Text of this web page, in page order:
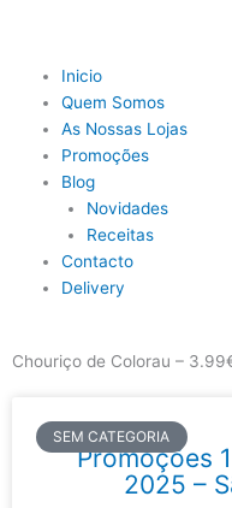
Main
Menu
Inicio
Quem Somos
As Nossas Lojas
Promoções
Blog
Novidades
Receitas
Contacto
Delivery
Chouriço de Colorau –
SEM CATEGORIA
Promoções
2025 –